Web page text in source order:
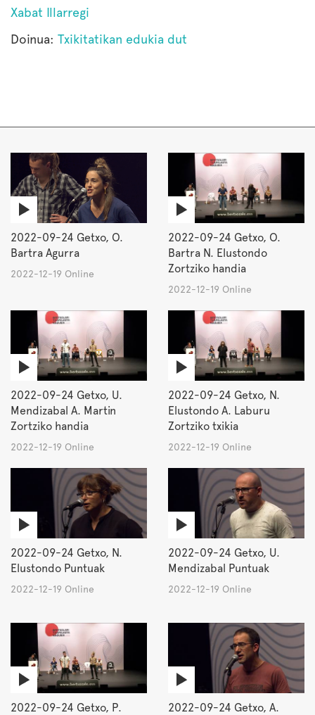
Xabat Illarregi
Doinua: Txikitatikan edukia dut
2022-09-24 Getxo, O.
Bartra Agurra
2022-12-19 Online
2022-09-24 Getxo, O.
Bartra N. Elustondo
Zortziko handia
2022-12-19 Online
2022-09-24 Getxo, U.
Mendizabal A. Martin
Zortziko handia
2022-12-19 Online
2022-09-24 Getxo, N.
Elustondo A. Laburu
Zortziko txikia
2022-12-19 Online
2022-09-24 Getxo, N.
Elustondo Puntuak
2022-12-19 Online
2022-09-24 Getxo, U.
Mendizabal Puntuak
2022-12-19 Online
2022-09-24 Getxo, P.
2022-09-24 Getxo, A.